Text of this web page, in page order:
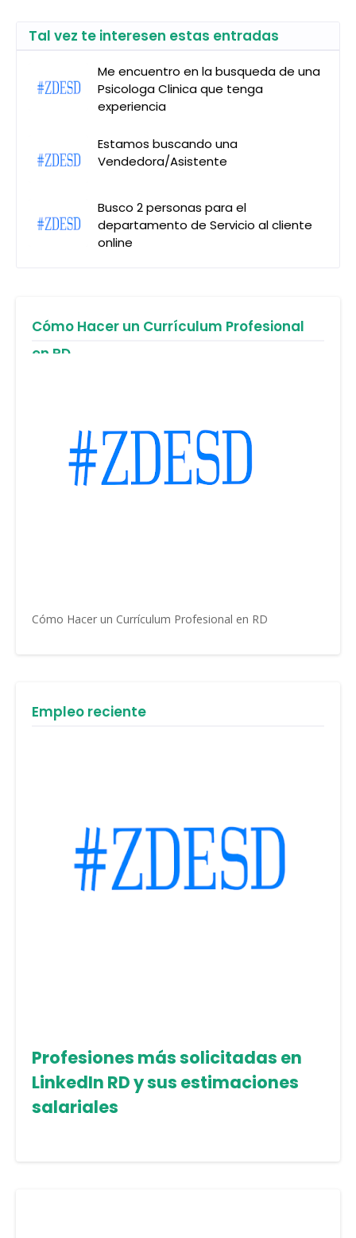
Tal vez te interesen estas entradas
Me encuentro en la busqueda de una
Psicologa Clinica que tenga
experiencia
Estamos buscando una
Vendedora/Asistente
Busco 2 personas para el
departamento de Servicio al cliente
online
Cómo Hacer un Currículum Profesional
en RD
Cómo Hacer un Currículum Profesional en RD
Empleo reciente
Profesiones más solicitadas en
LinkedIn RD y sus estimaciones
salariales